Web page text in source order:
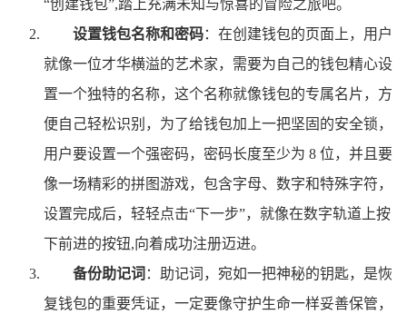
“创建钱包”,踏上充满未知与惊喜的冒险之旅吧。
设置钱包名称和密码：在创建钱包的页面上，用户
就像一位才华横溢的艺术家，需要为自己的钱包精心设
置一个独特的名称，这个名称就像钱包的专属名片，方
便自己轻松识别，为了给钱包加上一把坚固的安全锁，
用户要设置一个强密码，密码长度至少为 8 位，并且要
像一场精彩的拼图游戏，包含字母、数字和特殊字符，
设置完成后，轻轻点击“下一步”，就像在数字轨道上按
下前进的按钮,向着成功注册迈进。
备份助记词 ：助记词，宛如一把神秘的钥匙，是恢
复钱包的重要凭证，一定要像守护生命一样妥善保管，